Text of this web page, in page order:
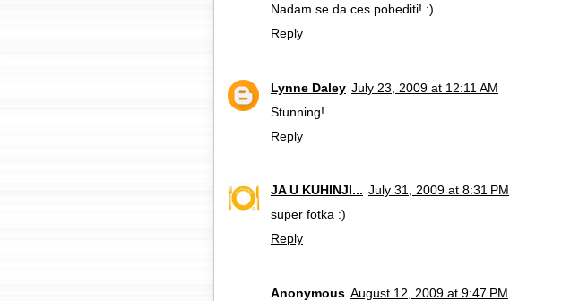
Nadam se da ces pobediti! :)
Reply
Lynne Daley July 23, 2009 at 12:11 AM
Stunning!
Reply
JA U KUHINJI... July 31, 2009 at 8:31 PM
super fotka :)
Reply
Anonymous August 12, 2009 at 9:47 PM